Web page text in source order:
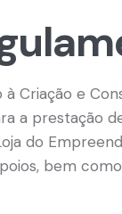
Criação e
a prestação
do
bem